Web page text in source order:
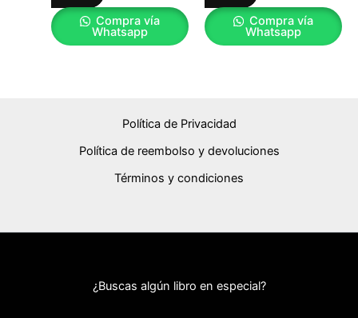
Compra vía
Whatsapp
Compra vía
Whatsapp
Política de Privacidad
Política de reembolso y devoluciones
Términos y condiciones
¿Buscas algún libro en especial?